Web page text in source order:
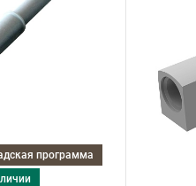
программа